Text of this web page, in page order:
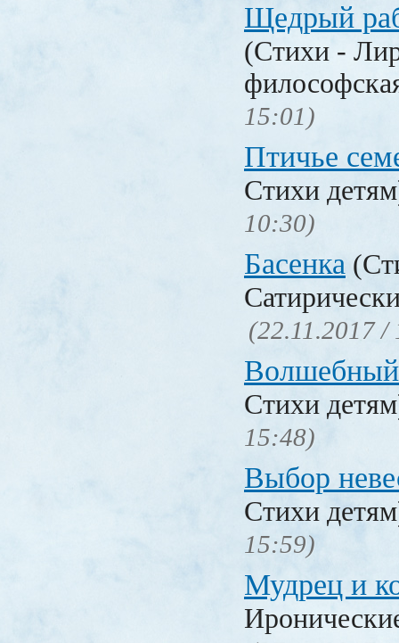
Щедрый
(Стихи -
15:01)
Птичье
Стихи
10:30)
Басенка
(22.11.2017 /
Стихи
15:48)
Выбор
Стихи
15:59)
Мудрец и